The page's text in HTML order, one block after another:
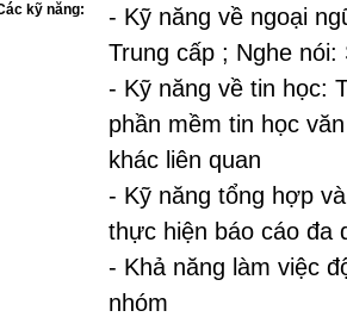
kỹ năng:
- Kỹ năng về ngoại
Trung cấp ; Nghe nói:
- Kỹ năng về tin học:
phần mềm tin học
khác liên quan
- Kỹ năng tổng hợp
thực hiện báo cáo đa
- Khả năng làm việc
nhóm